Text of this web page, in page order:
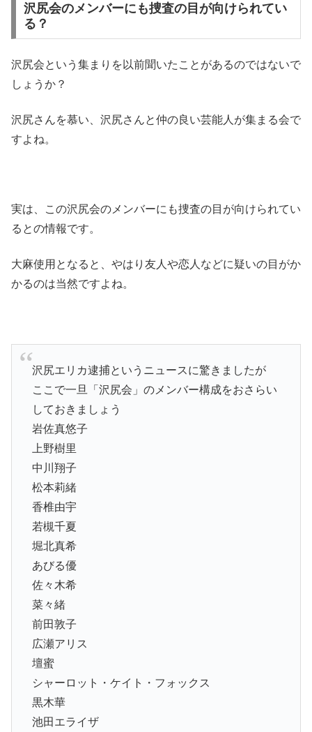
沢尻会のメンバーにも捜査の目が向けられてい
る？
沢尻会という集まりを以前聞いたことがあるのではないで
しょうか？
沢尻さんを慕い、沢尻さんと仲の良い芸能人が集まる会で
すよね。
実は、この沢尻会のメンバーにも捜査の目が向けられてい
るとの情報です。
大麻使用となると、やはり友人や恋人などに疑いの目がか
かるのは当然ですよね。
沢尻エリカ逮捕というニュースに驚きましたが
ここで一旦「沢尻会」のメンバー構成をおさらい
しておきましょう
岩佐真悠子
上野樹里
中川翔子
松本莉緒
香椎由宇
若槻千夏
堀北真希
あびる優
佐々木希
菜々緒
前田敦子
広瀬アリス
壇蜜
シャーロット・ケイト・フォックス
黒木華
池田エライザ